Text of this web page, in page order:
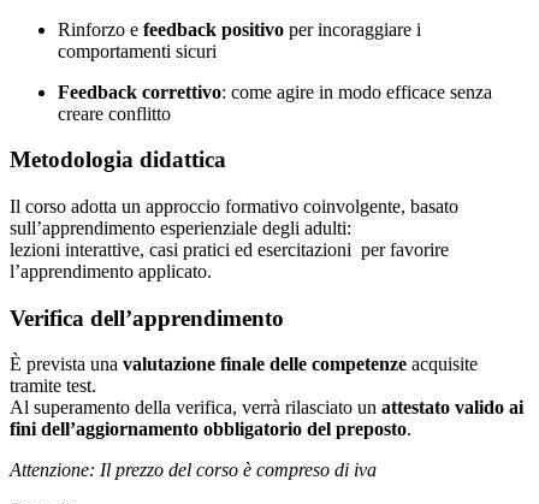
Rinforzo e feedback positivo per incoraggiare i
comportamenti sicuri
Feedback correttivo: come agire in modo efficace senza
creare conflitto
Metodologia didattica
Il corso adotta un approccio formativo coinvolgente, basato
sull’apprendimento esperienziale degli adulti:
lezioni interattive, casi pratici ed esercitazioni per favorire
l’apprendimento applicato.
Verifica dell’apprendimento
È prevista una valutazione finale delle competenze acquisite
tramite test.
Al superamento della verifica, verrà rilasciato un attestato valido ai
fini dell’aggiornamento obbligatorio del preposto.
Attenzione: Il prezzo del corso è compreso di iva